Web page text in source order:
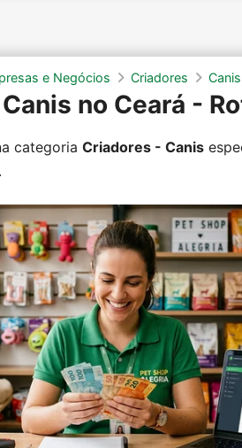
e Negócios Criadores Canis
no Ceará -
categoria Criadores - Canis